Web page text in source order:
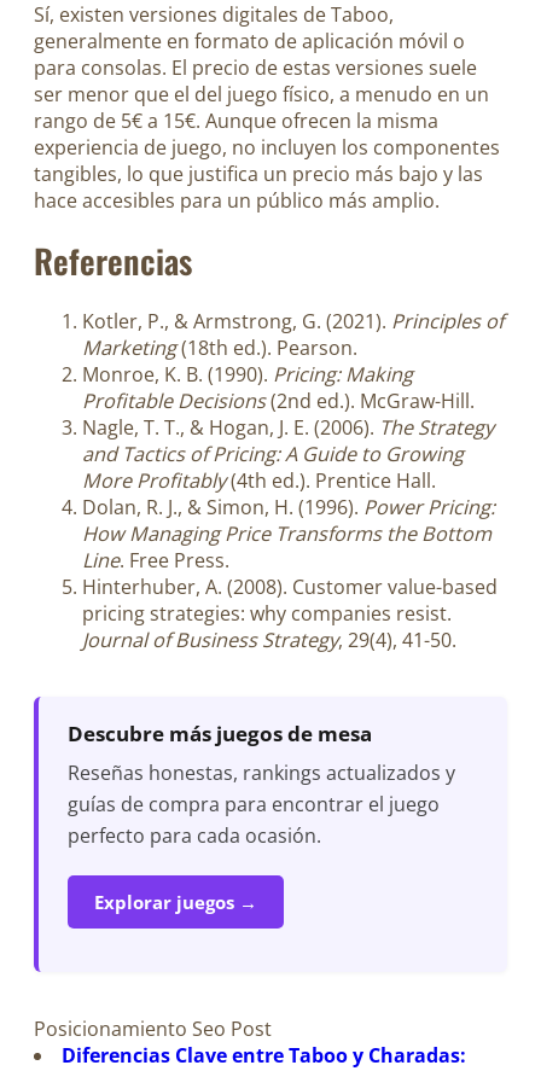
Sí, existen versiones digitales de Taboo,
generalmente en formato de aplicación móvil o
para consolas. El precio de estas versiones suele
ser menor que el del juego físico, a menudo en un
rango de 5€ a 15€. Aunque ofrecen la misma
experiencia de juego, no incluyen los componentes
tangibles, lo que justifica un precio más bajo y las
hace accesibles para un público más amplio.
Referencias
Kotler, P., & Armstrong, G. (2021). Principles of
Marketing(18th ed.). Pearson.
Monroe, K. B. (1990). Pricing: Making
Profitable Decisions(2nd ed.). McGraw-Hill.
Nagle, T. T., & Hogan, J. E. (2006). The Strategy
and Tactics of Pricing: A Guide to Growing
More Profitably(4th ed.). Prentice Hall.
Dolan, R. J., & Simon, H. (1996). Power Pricing:
How Managing Price Transforms the Bottom
Line. Free Press.
Hinterhuber, A. (2008). Customer value-based
pricing strategies: why companies resist.
Journal of Business Strategy, 29(4), 41-50.
Descubre más juegos de mesa
Reseñas honestas, rankings actualizados y
guías de compra para encontrar el juego
perfecto para cada ocasión.
Explorar juegos →
Posicionamiento Seo Post
Diferencias Clave entre Taboo y Charadas: